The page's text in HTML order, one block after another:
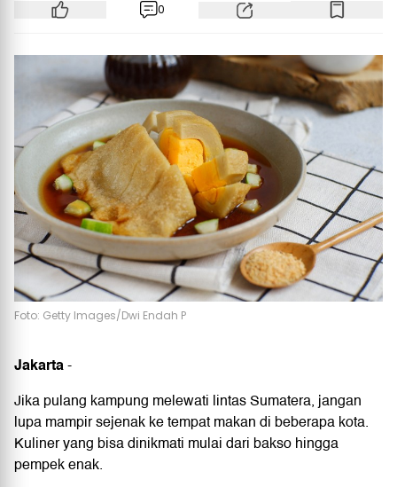
0
Foto: Getty Images/Dwi Endah P
Jakarta-
Jika pulang kampung melewati lintas Sumatera, jangan
lupa mampir sejenak ke tempat makan di beberapa kota.
Kuliner yang bisa dinikmati mulai dari bakso hingga
pempek enak.